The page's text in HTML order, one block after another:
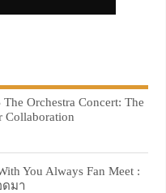
The Orchestra Concert: The
Collaboration
You Always Fan Meet :
ดมา